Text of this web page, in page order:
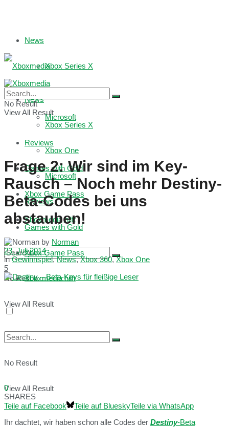
News
Xbox Series X
Microsoft
Reviews
Games with Gold
Xbox Game Pass
Xboxmedia hilft
No Result
View All Result
News
Xbox Series X
Xbox One
Microsoft
Reviews
Games with Gold
Xbox Game Pass
Xboxmedia hilft
No Result
View All Result
No Result
View All Result
Frage 2: Wir sind im Key-
Rausch – Noch mehr Destiny-
Beta-Codes bei uns
abstauben!
by Norman
23. Juli 2014
in Gewinnspiel,News,Xbox 360,Xbox One
5
0
SHARES
Teile auf Facebook
Teile auf BlueskyTeile via WhatsApp
Ihr dachtet, wir haben schon alle Codes der Destiny-Beta